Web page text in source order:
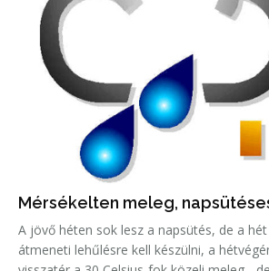
Mérsékelten meleg,
A jövő héten sok lesz a napsütés, de a
átmeneti lehűlésre kell készülni, a